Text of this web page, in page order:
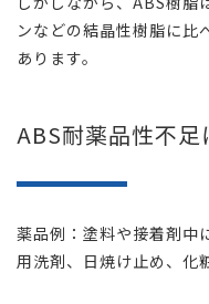
ンなどの結晶性樹脂に比
あります。
ABS耐薬品性不
薬品例：塗料や接着剤中
用洗剤、日焼け止め、化